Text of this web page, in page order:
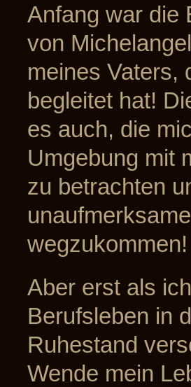
Anfang war die
von
meines Vaters,
begleitet hat!
es auch, die
Umgebung mit
zu betrachten
wegzukommen!
Aber erst als
Berufsleben in
Ruhestand
Wende mein